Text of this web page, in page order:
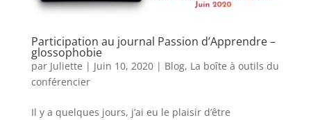
Participation au journal Passion d’Apprendre –
glossophobie
par Juliette | Juin 10, 2020| Blog, La boîte à outils du
conférencier
Il y a quelques jours, j’ai eu le plaisir d’être